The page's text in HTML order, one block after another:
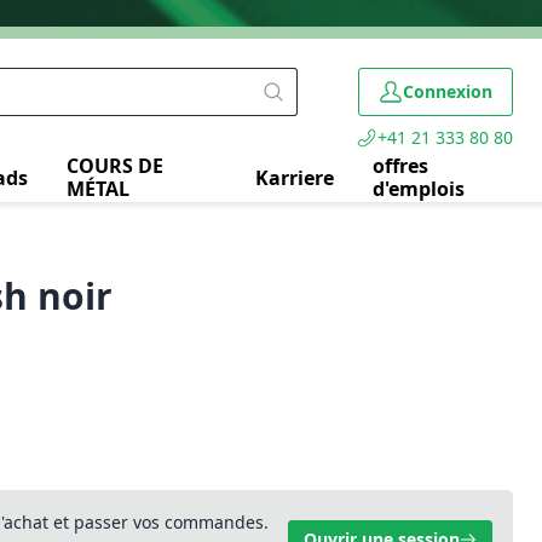
Connexion
+41 21 333 80 80
COURS DE
MÉTAL
Karriere
offres
d'emplois
noir
et passer vos commandes.